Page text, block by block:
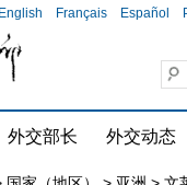
English Français Español
外交部长 外交动态